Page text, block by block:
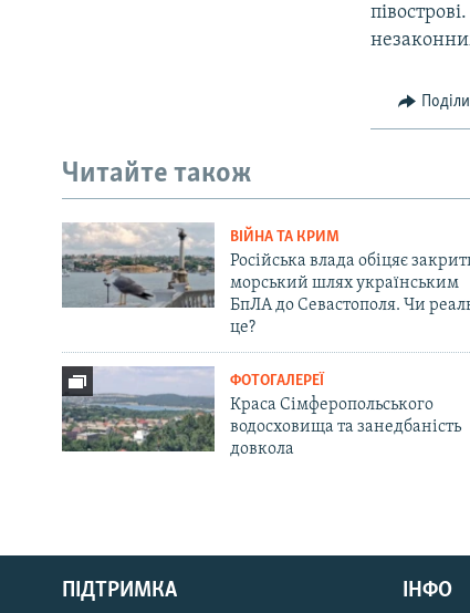
Русский
Qırımtatar
Читайте також
ВІЙНА ТА КРИМ
Російська влада обіцяє
морський шлях українським
БпЛА до Севастополя. Чи
це?
ФОТОГАЛЕРЕЇ
Краса Сімферопольського
водосховища та занедбаність
довкола
ПІДТРИМКА ІНФО